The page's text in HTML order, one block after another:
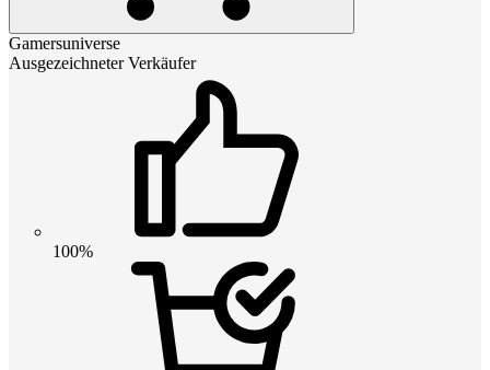
Gamersuniverse
Ausgezeichneter Verkäufer
100%